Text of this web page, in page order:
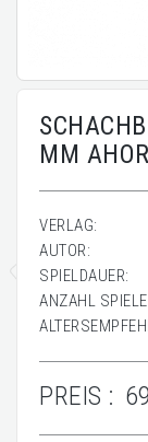
MM
VERLAG:
AUTOR:
SPIELDAUER:
ANZAHL
PREIS :